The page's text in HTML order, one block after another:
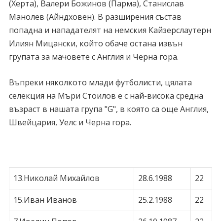
(Херта), Валери Божинов (Парма), Станислав
Манолев (Айндховен). В разширения състав
попадна и нападателят на немския Кайзерслаутерн
Илиян Мицански, който обаче остана извън
групата за мачовете с Англия и Черна гора.
Въпреки няколкото млади футболисти, цялата
селекция на Мъри Стоилов е с най-висока средна
възраст в нашата група "G", в която са още Англия,
Швейцария, Уелс и Черна гора.
13.Николай Михайлов 28.6.1988
22
15.Иван Иванов
25.2.1988
22